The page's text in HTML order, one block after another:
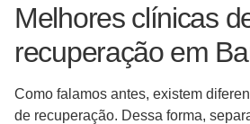
Melhores clínicas
recuperação em
Como falamos antes, existem
de recuperação. Dessa forma,